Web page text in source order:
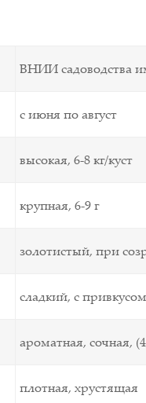
ВНИИ садоводства
с июня по август
высокая, 6-8 кг/куст
крупная, 6-9 г
золотистый, при
сладкий, с
ароматная, сочная,
плотная, хрустящая